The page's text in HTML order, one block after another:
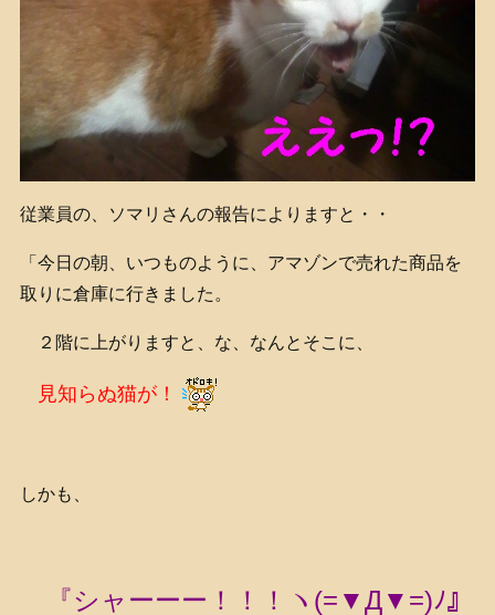
従業員の、ソマリさんの報告によりますと・・
「今日の朝、いつものように、アマゾンで売れた商品を
取りに倉庫に行きました。
２階に上がりますと、な、なんとそこに、
見知らぬ猫が！
しかも、
『シャーーー！！！ヽ(=▼Д▼=)ﾉ』